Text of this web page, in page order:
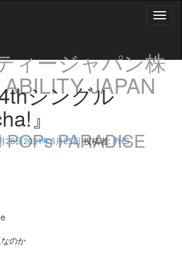
ィージャパン株
JAPAN
POPs PARADISE
シングル
』
25日2021年6月25日 投稿者: PHS
のか